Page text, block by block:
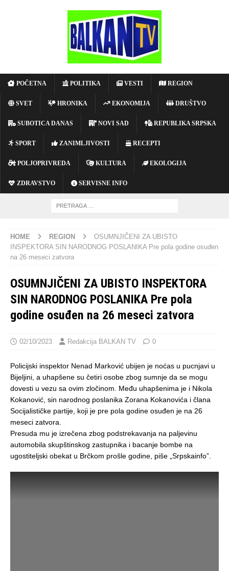
POČETNA POLITIKA VESTI REGION
SVET HRONIKA EKONOMIJA DRUŠTVO
SUBOTICA DANAS NOVI SAD REPUBLIKA SRPSKA
SPORT ZANIMLJIVOSTI RECEPTI
POLJOPRIVREDA KULTURA EKOLOGIJA
ZDRAVSTVO SERVISNE INFO
HOME REGION
OSUMNJIČENI ZA UBISTO
INSPEKTORA SIN NARODNOG POSLANIKA Pre pola godine osuđen
na 26 meseci zatvora
OSUMNJIČENI ZA UBISTO INSPEKTORA
SIN NARODNOG POSLANIKA Pre pola
godine osuđen na 26 meseci zatvora
02/10/2023 Redakcija BALKAN TV 0
Policijski inspektor Nenad Marković ubijen je noćas u pucnjavi u
Bijeljini, a uhapšene su četiri osobe zbog sumnje da se mogu
dovesti u vezu sa ovim zločinom. Među uhapšenima je i Nikola
Kokanović, sin narodnog poslanika Zorana Kokanovića i člana
Socijalističke partije, koji je pre pola godine osuđen je na 26
meseci zatvora.
Presuda mu je izrečena zbog podstrekavanja na paljevinu
automobila skupštinskog zastupnika i bacanje bombe na
ugostiteljski obekat u Brčkom prošle godine, piše „Srpskainfo”.